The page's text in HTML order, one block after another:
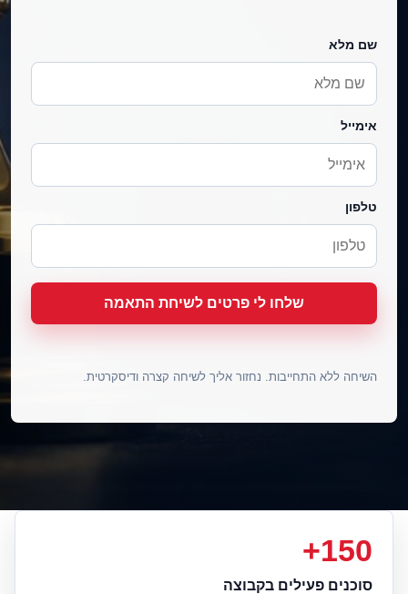
שם מלא
אימייל
טלפון
שלחו לי פרטים לשיחת התאמה
השיחה ללא התחייבות. נחזור אליך לשיחה קצרה ודיסקרטית.
150+
סוכנים פעילים בקבוצה